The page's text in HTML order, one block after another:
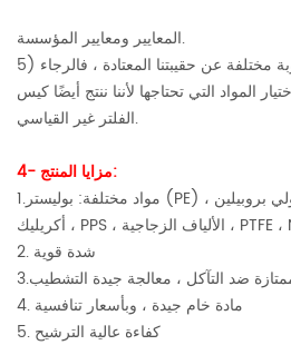
المعايير ومعايير المؤسسة.
5) إذا كانت حقيبة الفلتر المطلوبة مختلفة عن حقيبتنا المعتادة ، فالرجاء
المواد التي تحتاجها لأننا ننتج أيضًا كيس
الفلتر غير القياسي.
4- مزايا المنتج:
1.مواد مختلفة: بوليستر (PE) ، بولي بروبيلين (PP) ، أراميد ، P84 ،
2. شدة قوية
ضد التآكل ، معالجة جيدة التشطيب
4. مادة خام جيدة ، وبأسعار تنافسية